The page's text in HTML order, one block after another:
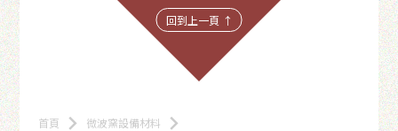
回到上一頁 ↑
首頁
微波窯設備材料